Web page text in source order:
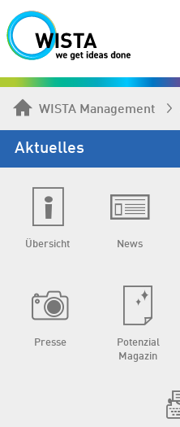
WISTA Management
Aktuelles
Übersicht News
Presse
Potenzial
Magazin